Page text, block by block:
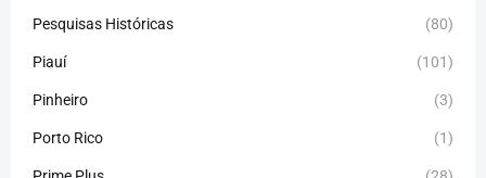
Pesquisas Históricas (80)
Piauí (101)
Pinheiro (3)
Porto Rico (1)